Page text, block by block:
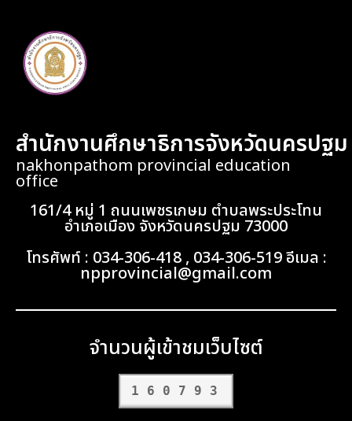
สำนักงานศึกษาธิการจังหวัดนครปฐม
nakhonpathom provincial education
office
161/4 หมู่ 1 ถนนเพชรเกษม ตำบลพระประโทน
อำเภอเมือง จังหวัดนครปฐม 73000
โทรศัพท์ : 034-306-418 , 034-306-519 อีเมล :
npprovincial@gmail.com
จำนวนผู้เข้าชมเว็บไซต์
160793